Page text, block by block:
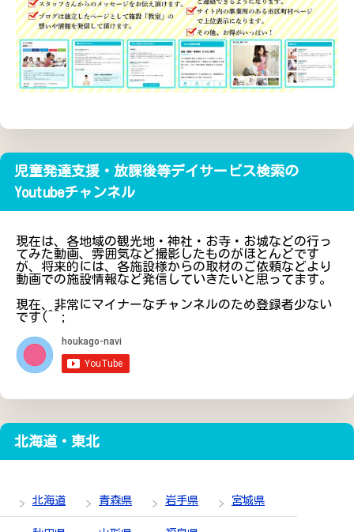
児童発達支援・放課後等デイサービス検索の
Youtubeチャンネル
現在は、各地域の観光地・神社・お寺・お城などの行っ
てみた動画、雰囲気など撮影したものがほとんどです
が、将来的には、各施設様からの取材のご依頼などより
動画での施設情報など発信していきたいと思ってます。
現在、非常にマイナーなチャンネルのため登録者少ない
です(^^;
北海道・東北
北海道 青森県 岩手県 宮城県